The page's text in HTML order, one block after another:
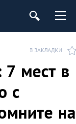
В ЗАКЛАДКИ
7 мест в
с
на